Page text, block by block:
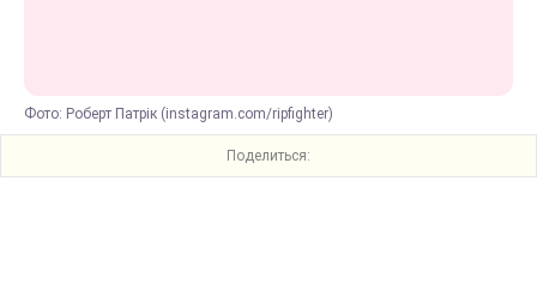
Фото: Роберт Патрік (instagram.com/ripfighter)
Поделиться: